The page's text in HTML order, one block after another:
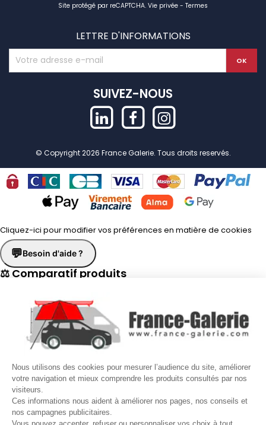
Nous utilisons des cookies pour mesurer l’audience du site, améliorer
votre navigation et mieux comprendre les produits consultés par nos
visiteurs.
Ces informations nous aident à améliorer nos pages, nos conseils et
nos campagnes publicitaires.
Site protégé par reCAPTCHA. Vie privée - Termes
LETTRE D'INFORMATIONS
SUIVEZ-NOUS
© Copyright 2026 France Galerie. Tous droits reservés.
Cliquez-ici pour modifier vos préférences en matière de cookies
💬Besoin d'aide ?
⚖ Comparatif produits
📋 Fiche technique
Demander un rappel
Nos conseillers vous rappellent duLundi au Vendredide8h30 à
17h30.
Nom* Prénom*